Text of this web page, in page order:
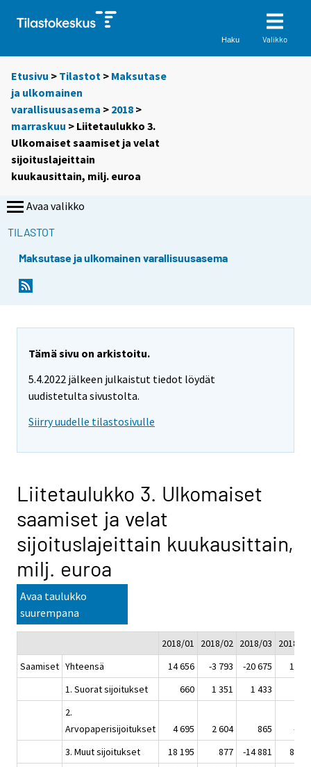
Haku Valikko
Etusivu > Tilastot > Maksutase
ja ulkomainen
varallisuusasema > 2018 >
marraskuu > Liitetaulukko 3.
Ulkomaiset saamiset ja velat
sijoituslajeittain
kuukausittain, milj. euroa
Avaa valikko
TILASTOT
Maksutase ja ulkomainen varallisuusasema
Tämä sivu on arkistoitu.
5.4.2022 jälkeen julkaistut tiedot löydät
uudistetulta sivustolta.
Siirry uudelle tilastosivulle
Liitetaulukko 3. Ulkomaiset
saamiset ja velat
sijoituslajeittain kuukausittain,
milj. euroa
Avaa taulukko
suurempana
2018/01 2018/02 2018/03
2018/04
Saamiset Yhteensä 14 656 -3 793 -20 675
1 864
1. Suorat sijoitukset
660 1 351 1 433
2.
Arvopaperisijoitukset
4 695 2 604 865
-284
3. Muut sijoitukset
18 195 877 -14 881
8 829